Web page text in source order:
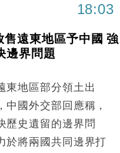
預測至4.5% 看好貿易
求交「保證金」 43歲女子
現 削新開工及銷售預測
或升4成 蘋果或犧牲毛利穩
18:03
售遠東地區予中國 強
邊界問題
東地區部分領土出
國外交部回應稱，
歷史遺留的邊界問
於將兩國共同邊界打